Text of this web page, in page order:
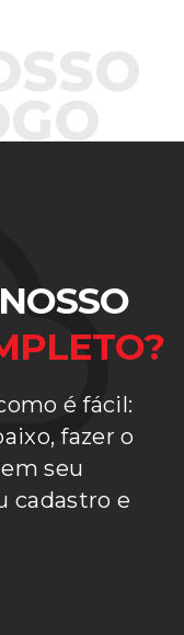
é fácil:
fazer o
seu
cadastro e